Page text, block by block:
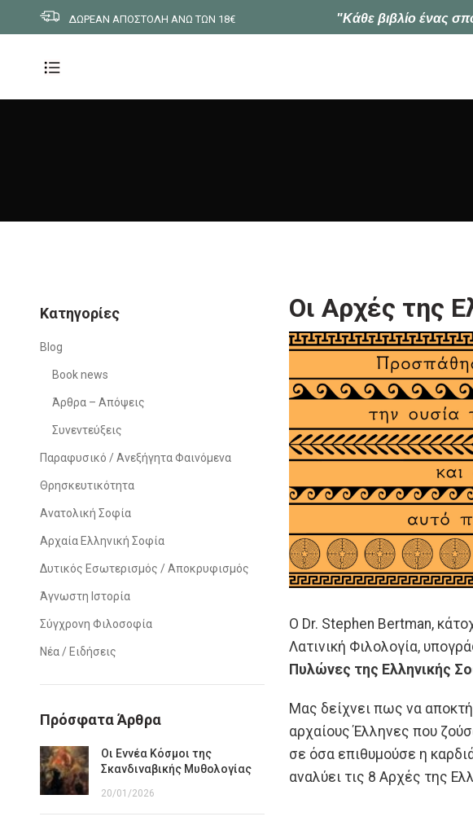
ΔΩΡΕΑΝ ΑΠΟΣΤΟΛΗ ΑΝΩ ΤΩΝ 18€ "Κάθε βιβλίο ένας
Οι Αρχές της
Ο Dr. Stephen Bertman,
Λατινική Φιλολογία,
Πυλώνες της Ελληνικής
Μας δείχνει πως να
αρχαίους Έλληνες που
σε όσα επιθυμούσε η
αναλύει τις 8 Αρχές της
Kατηγορίες
Blog
Book news
Άρθρα – Απόψεις
Συνεντεύξεις
Παραφυσικό / Ανεξήγητα Φαινόμενα
Θρησκευτικότητα
Ανατολική Σοφία
Αρχαία Ελληνική Σοφία
Δυτικός Εσωτερισμός / Αποκρυφισμός
Άγνωστη Ιστορία
Σύγχρονη Φιλοσοφία
Νέα / Ειδήσεις
Πρόσφατα Άρθρα
Οι Εννέα Κόσμοι της
Σκανδιναβικής Μυθολογίας
20/01/2026